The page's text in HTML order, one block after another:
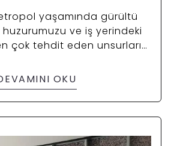
yaşamında gürültü
ve iş yerindeki
çok tehdit eden unsurların
bir odayı stüdyoya
isteği
OKU